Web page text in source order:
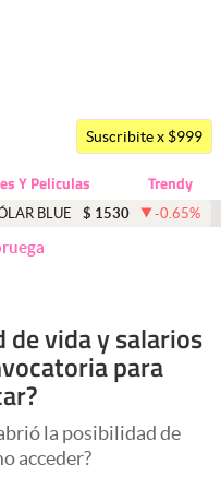
Suscribite x $999
Y Peliculas Trendy
BLUE $ 1530 -0.65%
de vida y salarios
para
la posibilidad de
acceder?